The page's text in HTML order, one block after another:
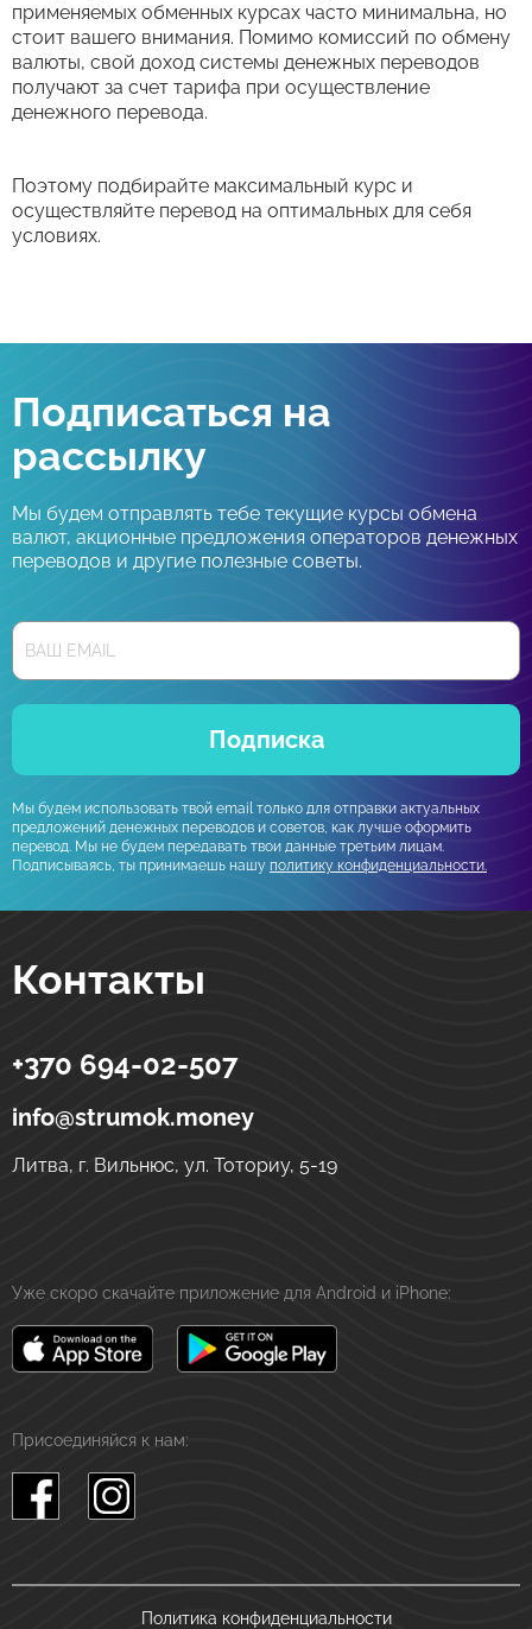
применяемых обменных курсах часто минимальна, но
стоит вашего внимания. Помимо комиссий по обмену
валюты, свой доход системы денежных переводов
получают за счет тарифа при осуществление
денежного перевода.
Поэтому подбирайте максимальный курс и
осуществляйте перевод на оптимальных для себя
условиях.
Подписаться на
рассылку
Мы будем отправлять тебе текущие курсы обмена
валют, акционные предложения операторов денежных
переводов и другие полезные советы.
Подписка
Мы будем использовать твой email только для отправки актуальных
предложений денежных переводов и советов, как лучше оформить
перевод. Мы не будем передавать твои данные третьим лицам.
Подписываясь, ты принимаешь нашу политику конфиденциальности.
Контакты
Strumok
Денежные переводы в Украине
ул. Тоториу, 5-19
+370 694-02-507
info@strumok.money
Литва, г. Вильнюс, ул. Тоториу, 5-19
Уже скоро скачайте приложение для Android и iPhone:
Присоединяйся к нам:
Политика конфиденциальности